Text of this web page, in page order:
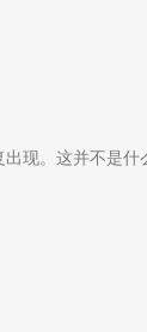
现。这并不是什